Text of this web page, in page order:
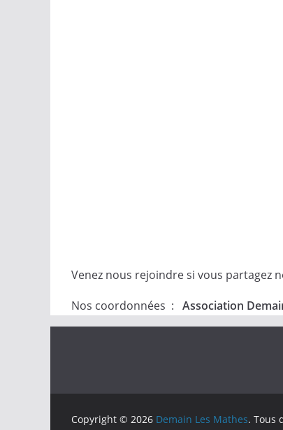
Venez nous rejoindre si vous partagez
Nos coordonnées : Association
Copyright © 2026 Demain Les Mathes. Tous